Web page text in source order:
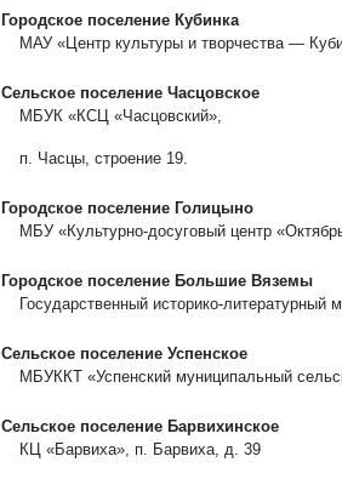
Городское поселение Кубинка
МАУ «Центр культуры и творчества —
Сельское поселение Часцовское
МБУК «КСЦ «Часцовский»,
п. Часцы, строение 19.
Городское поселение Голицыно
МБУ «Культурно-досуговый центр
Городское поселение Большие Вяземы
Государственный историко-
Сельское поселение Успенское
МБУККТ «Успенский муниципальный
Сельское поселение Барвихинское
КЦ «Барвиха», п. Барвиха, д. 39